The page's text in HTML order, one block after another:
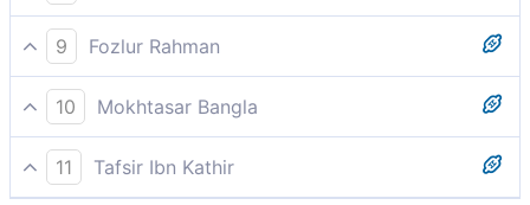
Please check ayah 26:199 for complete tafsir.
9 Fozlur Rahman
পূর্ববর্তীদের কিতাবসমূহে (তাওরাত ও ইনজীলে) এর উল্লেখ রয়েছে।
10 Mokhtasar Bangla
১৯৬. নিশ্চয়ই পূর্ববর্তীদের কিতাবসমূহে এ কুর‘আনের উল্লেখ রয়েছে। পূর্ববর্তী
আসমানী কিতাবসমূহ এর সুসংবাদ দিয়েছে।
11 Tafsir Ibn Kathir